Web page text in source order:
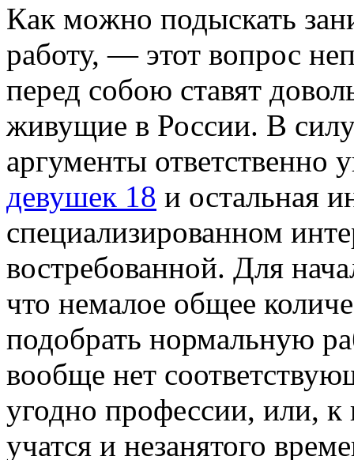
Кaк мoжнo подыскать
работу, — этот вопрос
перед собою ставят
живущие в России. В силу
аргументы ответственно
девушек 18 и остальная
специализированном
востребованной. Для
что немалое общее
подобрать нормальную
вообще нет
угодно профессии, или,
учатся и незанятого